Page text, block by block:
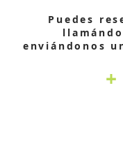
Puedes
enviándonos
+